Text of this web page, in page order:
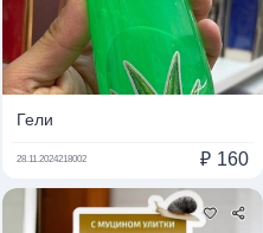
Гели
28.11.2024218002 ₽ 160